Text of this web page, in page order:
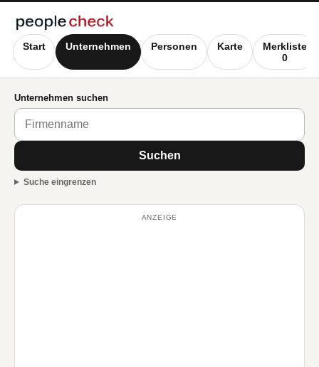
Start Unternehmen Personen Karte
Merkliste
0
Unternehmen suchen
Suchen
Suche eingrenzen
ANZEIGE